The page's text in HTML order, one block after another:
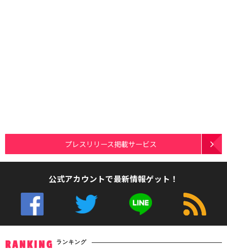
プレスリリース掲載サービス
公式アカウントで最新情報ゲット！
RANKING ランキング